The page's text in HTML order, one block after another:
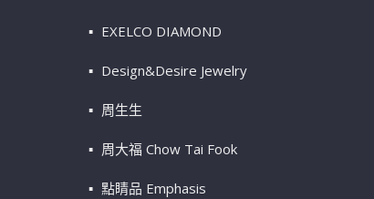
EXELCO DIAMOND
Design&Desire Jewelry
周生生
周大福 Chow Tai Fook
點睛品 Emphasis